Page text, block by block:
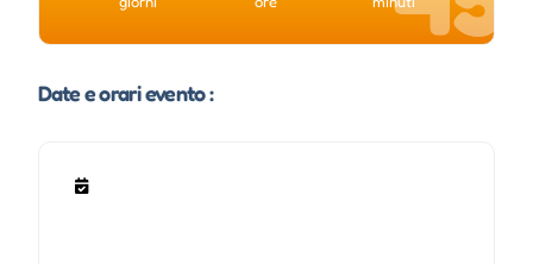
Date e orari evento :